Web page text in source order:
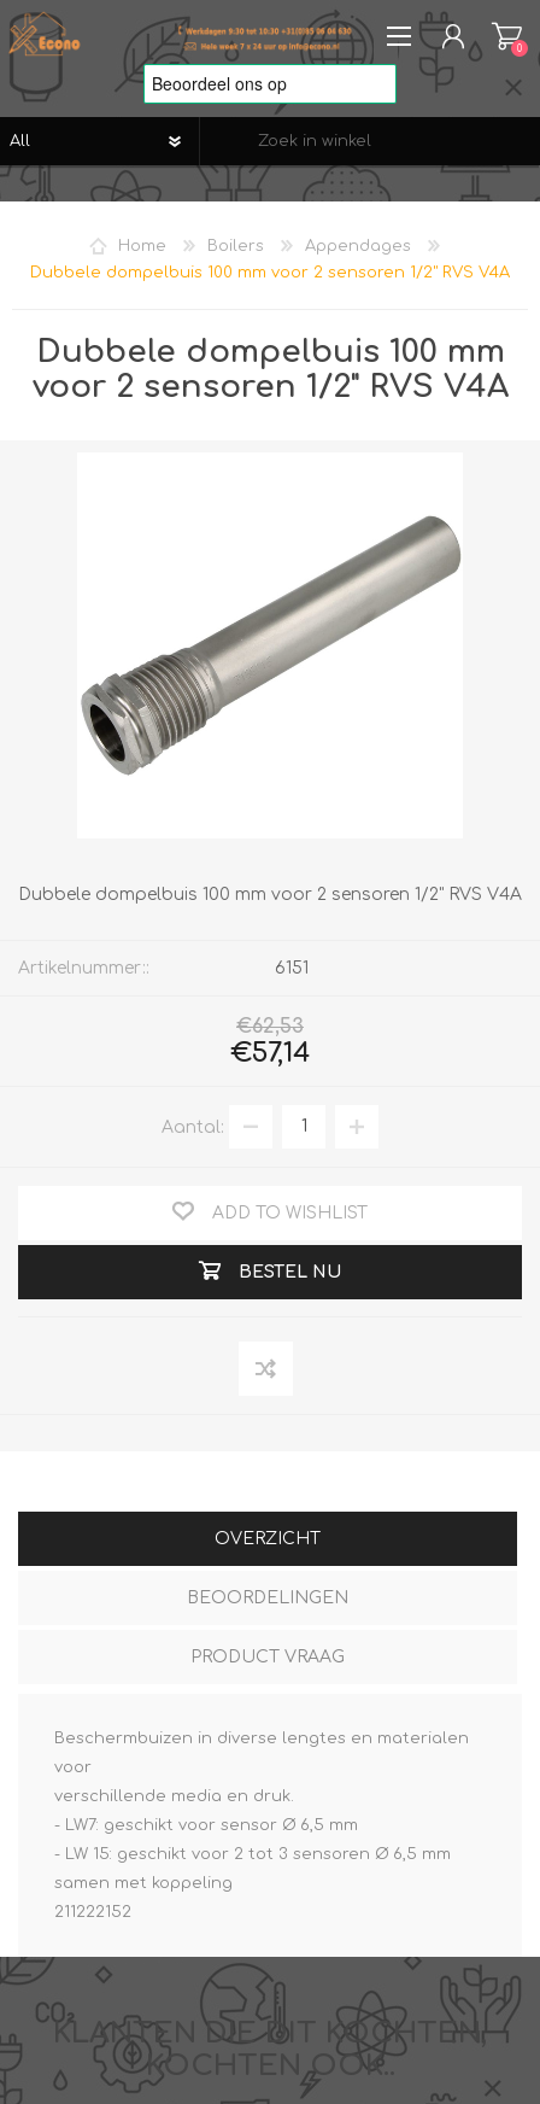
REGISTREREN
VERLANGLIJST
0
Home Boilers
Appendages
Dubbele dompelbuis 100 mm voor 2 sensoren 1/2" RVS V4A
Dubbele dompelbuis 100 mm
voor 2 sensoren 1/2" RVS V4A
Dubbele dompelbuis 100 mm voor 2 sensoren 1/2" RVS V4A
Artikelnummer:: 6151
€62,53
€57,14
Aantal:
ADD TO WISHLIST
BESTEL NU
OVERZICHT
BEOORDELINGEN
PRODUCT VRAAG
Beschermbuizen in diverse lengtes en materialen
voor
verschillende media en druk.
- LW7: geschikt voor sensor Ø 6,5 mm
- LW 15: geschikt voor 2 tot 3 sensoren Ø 6,5 mm
samen met koppeling
211222152
KLANTEN DIE DIT KOCHTEN,
KOCHTEN OOK..